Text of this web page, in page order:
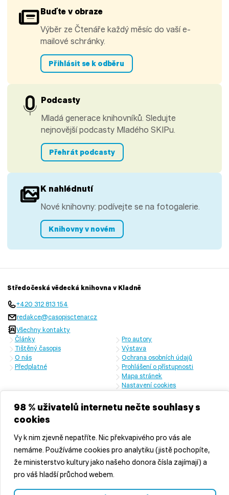
98 % uživatelů internetu nečte souhlasy s
cookies
Vy k nim zjevně nepatříte. Nic překvapivého pro vás ale
nemáme. Používáme cookies pro analytiku (jistě pochopíte,
že ministerstvo kultury jako našeho donora čísla zajímají) a
pro váš hladší průchod webem.
Buďte v obraze
Výběr ze Čtenáře každý měsíc do vaší e-
mailové schránky.
Přihlásit se k odběru
Podcasty
Mladá generace knihovníků. Sledujte
nejnovější podcasty Mladého SKIPu.
Přehrát podcasty
K nahlédnutí
Nové knihovny: podívejte se na fotogalerie.
Knihovny v novém
Středočeská vědecká knihovna v Kladně
+420 312 813 154
redakce@casopisctenar.cz
Všechny kontakty
Články
Tištěný časopis
O nás
Předplatné
Pro autory
Výstava
Ochrana osobních údajů
Prohlášení o přístupnosti
Mapa stránek
Nastavení cookies
České republiky a Středočeského kraje